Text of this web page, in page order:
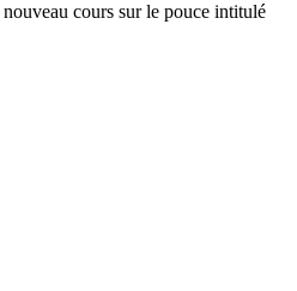
cours sur le pouce intitulé